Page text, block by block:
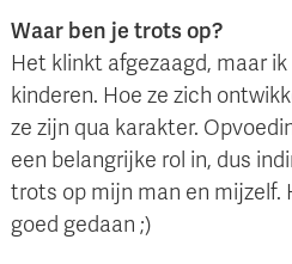
Waar ben je trots op?
Het klinkt afgezaagd, maar
kinderen. Hoe ze zich
ze zijn qua karakter.
een belangrijke rol in, dus
trots op mijn man en mijzelf.
goed gedaan ;)